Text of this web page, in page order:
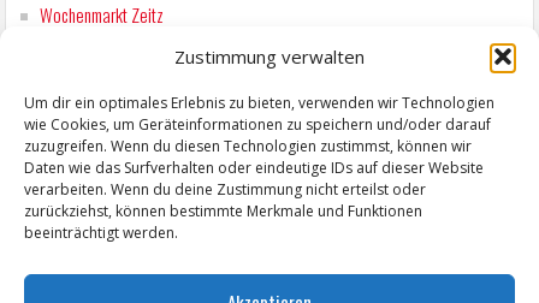
Zustimmung verwalten
Um dir ein optimales Erlebnis zu bieten, verwenden wir Technologien
wie Cookies, um Geräteinformationen zu speichern und/oder darauf
zuzugreifen. Wenn du diesen Technologien zustimmst, können wir
Daten wie das Surfverhalten oder eindeutige IDs auf dieser Website
verarbeiten. Wenn du deine Zustimmung nicht erteilst oder
zurückziehst, können bestimmte Merkmale und Funktionen
beeinträchtigt werden.
Wochenmarkt Zeitz
EINFACH LESEN im August 2026 H.P. Richter - DAMALS WAR ES FRIEDRICH
Workshop für Kinder: Stop-Motion mit LEGO® & Robotik